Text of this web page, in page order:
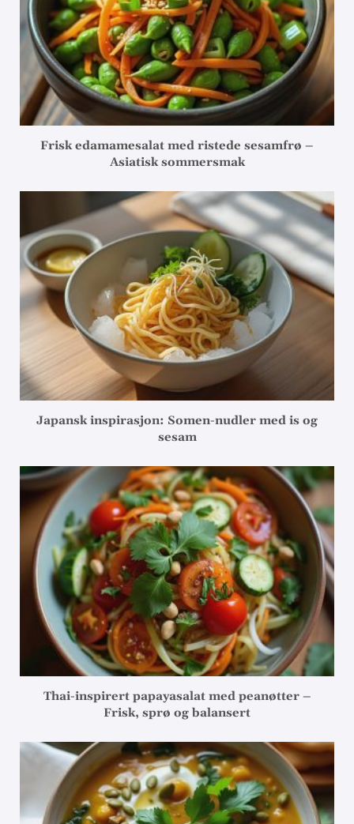
Frisk edamamesalat med ristede sesamfrø –
Asiatisk sommersmak
Japansk inspirasjon: Somen-nudler med is og
sesam
Thai-inspirert papayasalat med peanøtter –
Frisk, sprø og balansert